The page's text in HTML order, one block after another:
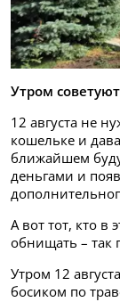
Утром
12 августа не
кошельке и
ближайшем
деньгами и
А вот тот, кто в
обнищать – так
Утром 12
босиком по